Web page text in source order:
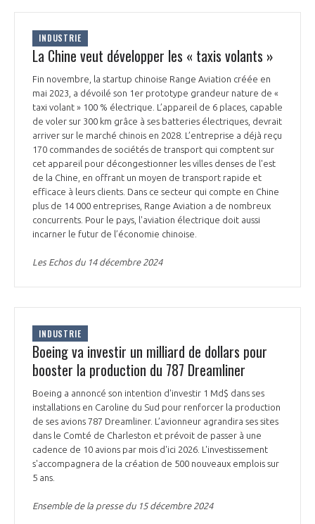
INDUSTRIE
La Chine veut développer les « taxis volants »
Fin novembre, la startup chinoise Range Aviation créée en
mai 2023, a dévoilé son 1er prototype grandeur nature de «
taxi volant » 100 % électrique. L’appareil de 6 places, capable
de voler sur 300 km grâce à ses batteries électriques, devrait
arriver sur le marché chinois en 2028. L’entreprise a déjà reçu
170 commandes de sociétés de transport qui comptent sur
cet appareil pour décongestionner les villes denses de l'est
de la Chine, en offrant un moyen de transport rapide et
efficace à leurs clients. Dans ce secteur qui compte en Chine
plus de 14 000 entreprises, Range Aviation a de nombreux
concurrents. Pour le pays, l'aviation électrique doit aussi
incarner le futur de l’économie chinoise.
Les Echos du 14 décembre 2024
INDUSTRIE
Boeing va investir un milliard de dollars pour
booster la production du 787 Dreamliner
Boeing a annoncé son intention d'investir 1 Md$ dans ses
installations en Caroline du Sud pour renforcer la production
de ses avions 787 Dreamliner. L’avionneur agrandira ses sites
dans le Comté de Charleston et prévoit de passer à une
cadence de 10 avions par mois d'ici 2026. L'investissement
s'accompagnera de la création de 500 nouveaux emplois sur
5 ans.
Ensemble de la presse du 15 décembre 2024